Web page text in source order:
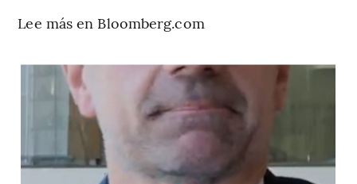
Lee más en Bloomberg.com